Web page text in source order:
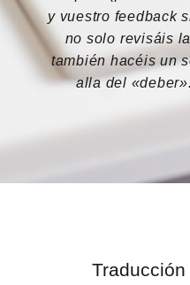
y vuestro feedback
no solo revisáis
también hacéis un
alla del